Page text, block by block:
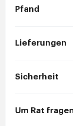
Pfand
Lieferungen
Sicherheit
Um Rat